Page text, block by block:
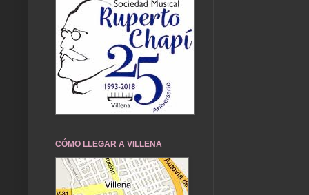
CÓMO LLEGAR A VILLENA